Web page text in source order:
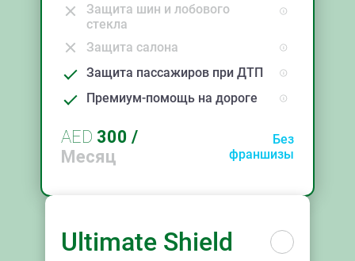
Защита шин и лобового
стекла
Защита салона
Защита пассажиров при ДТП
Премиум-помощь на дороге
AED 300 /
Месяц
Без
франшизы
Ultimate Shield